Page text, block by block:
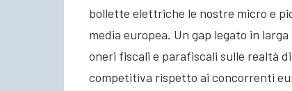
bollette elettriche le nostre micro e
media europea. Un gap legato in
oneri fiscali e parafiscali sulle realtà
competitiva rispetto ai concorrenti